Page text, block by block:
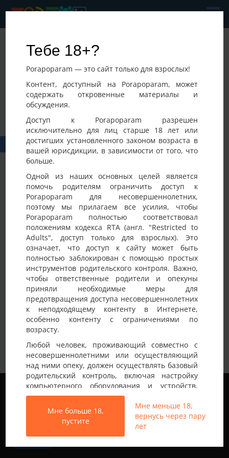
Тебе 18+?
Porapoparam — это сайт только для взрослых!
Контент, доступный на Porapoparam, может
содержать откровенные материалы и
обсуждения.
Доступ к Porapoparam разрешен
исключительно для лиц старше 18 лет или
достигших установленного законом возраста в
вашей юрисдикции, в зависимости от того, что
больше.
Одной из наших основных целей является
помочь родителям ограничить доступ к
Porapoparam для несовершеннолетних,
поэтому мы прилагаем все усилия, чтобы
Porapoparam полностью соответствовал
положениям кодекса RTA (англ. "Restricted to
Adults", доступ только для взрослых). Это
означает, что доступ к сайту может быть
полностью заблокирован с помощью простых
инструментов родительского контроля. Важно,
чтобы ответственные родители и опекуны
приняли необходимые меры для
предотвращения доступа несовершеннолетних
к неподходящему контенту в Интернете,
особенно контенту с ограничениями по
возрасту.
Любой человек, проживающий совместно с
несовершеннолетними или осуществляющий
над ними опеку, должен осуществлять базовый
родительский контроль, включая настройку
компьютерного оборудования и устройств,
установку программного обеспечения или
подключение услуг фильтрации от провайдера,
чтобы заблокировать доступ
несовершеннолетних к неподходящему
контенту.
Мне больше 18,
пустите
Мне меньше 18,
вернусь через пару
лет
KamasUtra
09-08-2026 06:33
Украина, Киев
Фото Активность
Детали анкеты
Имя на сайте
KamasUtra
Возраст
30-35 лет
Страна
Украина
Город Киев
Немного о себе:
БИ, Парень 35 Гетеро. Опыт имеем ЖМЖ,
МЖМ, ЖЖ, МЖМЖ, легкие и веселые). За
любой кипишь). В поиске девушки, пары
для приятного времяпровождения).
Все права защищены © 2013-2026
Свинг знакомства не только в Украине
Мы используем файлы cookie, чтобы обеспечить
наилучшее качество работы на нашем сайте.
Подробнее узнать о том, какие файлы cookie мы
используем, или отключить их можно в разделе